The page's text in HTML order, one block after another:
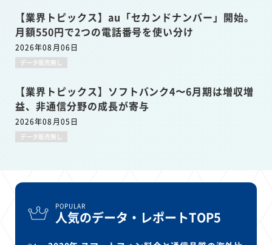
【業界トピックス】au「セカンドナンバー」開始。
月額550円で2つの電話番号を使い分け
2026年08月06日
データ販売無し
【業界トピックス】ソフトバンク4〜6月期は増収増
益、非通信分野の成長が寄与
2026年08月05日
データ販売無し
POPULAR
人気のデータ・レポートTOP5